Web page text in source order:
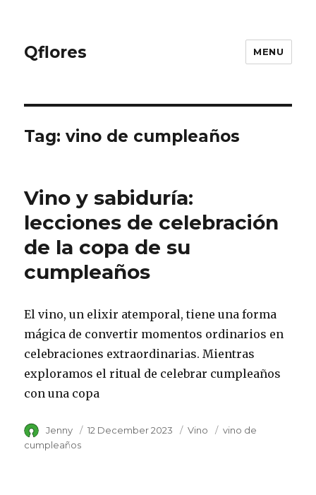
Qflores MENU
Tag: vino de cumpleaños
Vino y sabiduría:
lecciones de celebración
de la copa de su
cumpleaños
El vino, un elixir atemporal, tiene una forma
mágica de convertir momentos ordinarios en
celebraciones extraordinarias. Mientras
exploramos el ritual de celebrar cumpleaños
con una copa
Author
Jenny
Posted
12 December 2023 Category
Vino Tags
vino de
cumpleaños